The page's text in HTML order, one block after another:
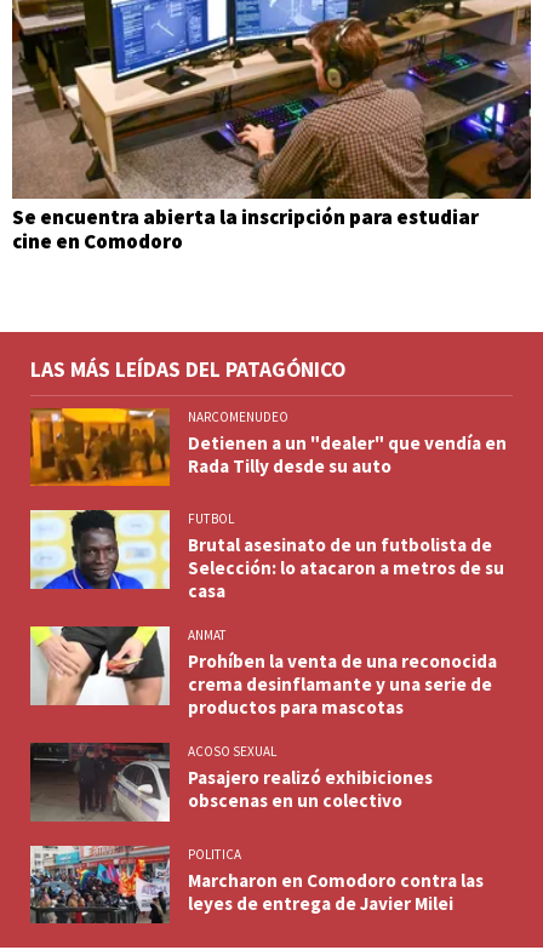
Se encuentra abierta la inscripción para estudiar
cine en Comodoro
LAS MÁS LEÍDAS DEL PATAGÓNICO
NARCOMENUDEO
Detienen a un "dealer" que vendía en
Rada Tilly desde su auto
FUTBOL
Brutal asesinato de un futbolista de
Selección: lo atacaron a metros de su
casa
ANMAT
Prohíben la venta de una reconocida
crema desinflamante y una serie de
productos para mascotas
ACOSO SEXUAL
Pasajero realizó exhibiciones
obscenas en un colectivo
POLITICA
Marcharon en Comodoro contra las
leyes de entrega de Javier Milei